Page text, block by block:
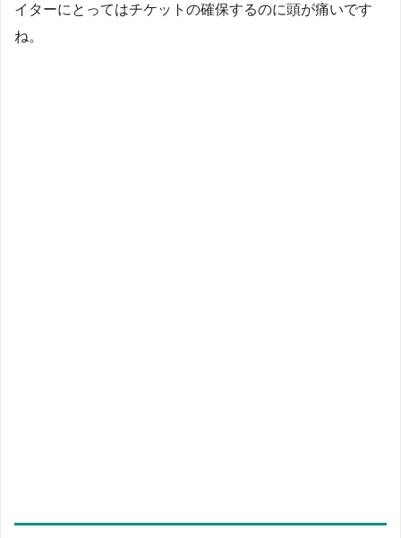
イターにとってはチケットの確保するのに頭が痛いです
ね。